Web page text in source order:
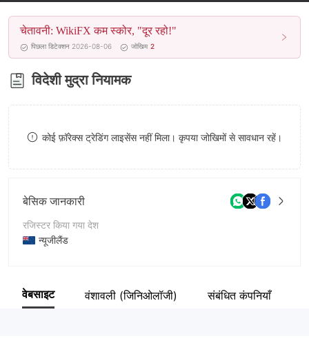
5
6
7
8
9
3
4
5
6
7
8
9
चेतावनी: WikiFX कम स्कोर, "दूर रहो!"
पिछला डिटेक्शन 2026-08-06 जोखिम 2
विदेशी मुद्रा नियामक
कोई फ़ॉरेक्स ट्रेडिंग लाइसेंस नहीं मिला। कृपया जोखिमों से सावधान रहें।
बेसिक जानकारी
रजिस्टर किया गया देश
न्यूजीलैंड
कंपनी का नाम
वेबसाइट वंशावली (जिनिओलॉजी) संबंधित कंपनियाँ